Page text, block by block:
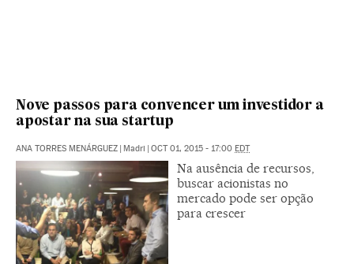
Nove passos para convencer um investidor a
apostar na sua startup
ANA TORRES MENÁRGUEZ Madri OCT 01, 2015 - 17:00 EDT
Na ausência de recursos,
buscar acionistas no
mercado pode ser opção
para crescer